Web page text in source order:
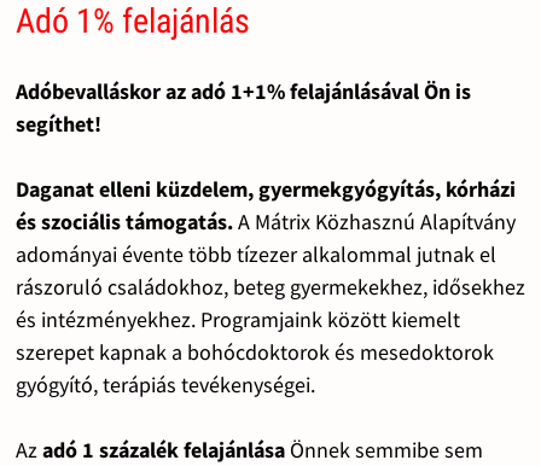
Adó 1% felajánlás
Adóbevalláskor az adó 1+1% felajánlásával Ön is
segíthet!
Daganat elleni küzdelem, gyermekgyógyítás, kórházi
és szociális támogatás.A Mátrix Közhasznú Alapítvány
adományai évente több tízezer alkalommal jutnak el
rászoruló családokhoz, beteg gyermekekhez, idősekhez
és intézményekhez. Programjaink között kiemelt
szerepet kapnak a bohócdoktorok és mesedoktorok
gyógyító, terápiás tevékenységei.
Azadó 1 százalék felajánlásaÖnnek semmibe sem